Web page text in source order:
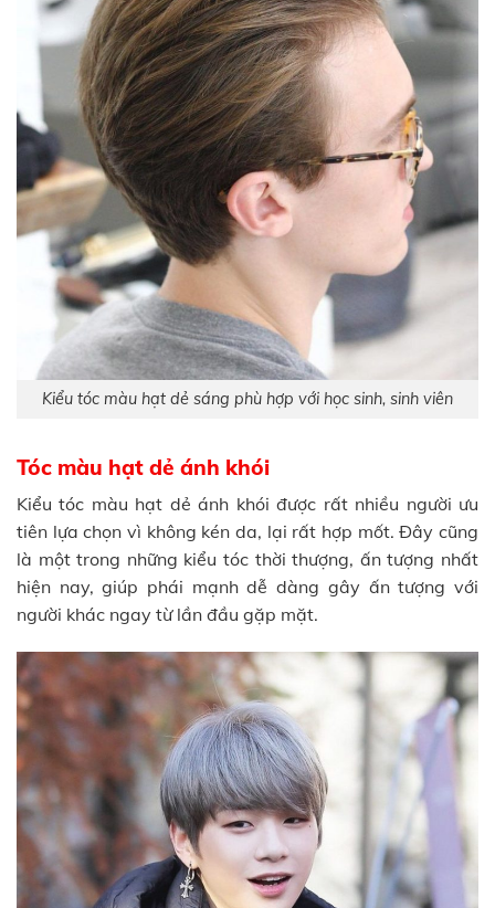
Kiểu tóc màu hạt dẻ sáng phù hợp với học sinh, sinh viên
Tóc màu hạt dẻ ánh khói
Kiểu tóc màu hạt dẻ ánh khói được rất nhiều người ưu
tiên lựa chọn vì không kén da, lại rất hợp mốt. Đây cũng
là một trong những kiểu tóc thời thượng, ấn tượng nhất
hiện nay, giúp phái mạnh dễ dàng gây ấn tượng với
người khác ngay từ lần đầu gặp mặt.